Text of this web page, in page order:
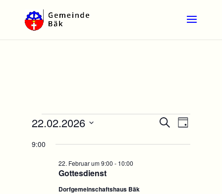
Veranstaltungen
22.
Februar
2026
und
SucheTag
22.02.2026
wählen.
9:00
Gottesdienst
22. Februar um 9:00 - 10:00
Dorfgemeinschaftshaus Bäk